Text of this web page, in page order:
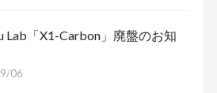
Lab「X1-Carbon」廃盤のお知
06